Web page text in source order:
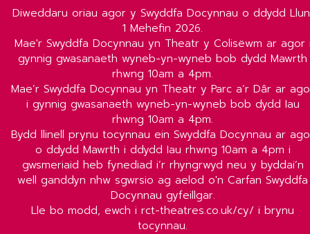
Diweddaru oriau agor y Swyddfa Docynnau o ddydd
1 Mehefin 2026.
Mae'r Swyddfa Docynnau yn Theatr y Colisëwm ar agor
gynnig gwasanaeth wyneb-yn-wyneb bob dydd Mawrth
rhwng 10am a 4pm.
Mae’r Swyddfa Docynnau yn Theatr y Parc a’r Dâr ar
i gynnig gwasanaeth wyneb-yn-wyneb bob dydd Iau
rhwng 10am a 4pm.
Bydd llinell prynu tocynnau ein Swyddfa Docynnau ar
o ddydd Mawrth i ddydd Iau rhwng 10am a 4pm i
gwsmeriaid heb fynediad i’r rhyngrwyd neu y byddai’n
well ganddyn nhw sgwrsio ag aelod o'n Carfan Swyddfa
Docynnau gyfeillgar.
Lle bo modd, ewch i rct-theatres.co.uk/cy/ i brynu
tocynnau.